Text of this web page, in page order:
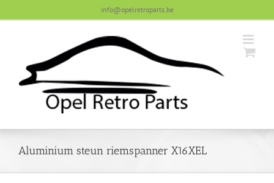
info@opelretroparts.be
Aluminium steun riemspanner X16XEL